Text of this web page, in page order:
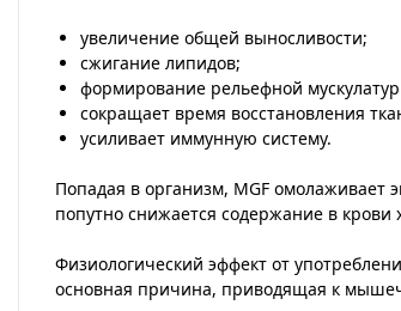
увеличение общей выносливости;
сжигание липидов;
формирование рельефной
сокращает время восстановления
усиливает иммунную систему.
Попадая в организм, MGF омолаживает
попутно снижается содержание в крови
Физиологический эффект от
основная причина, приводящая к